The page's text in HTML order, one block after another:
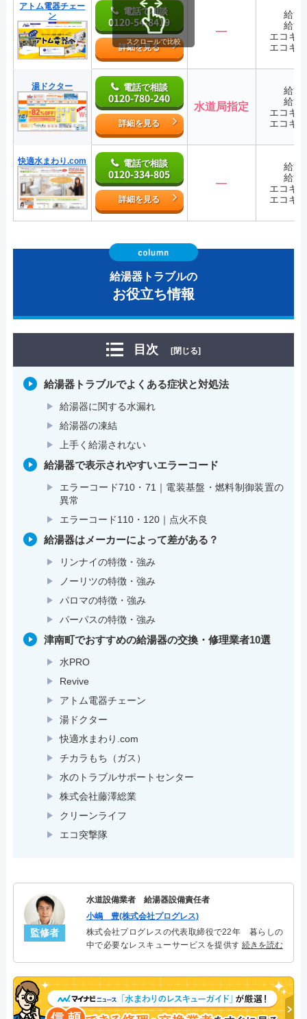
アトム電器チェー
ン
電話で相談
0120-54-8419
詳細を見る
―
給湯
給湯
エコキ
エコキ
湯ドクター 電話で相談
0120-780-240
詳細を見る
水道局指定
給湯
給湯
エコキ
エコキ
快適水まわり.com 電話で相談
0120-334-805
詳細を見る
―
給湯
給湯
エコキ
エコキ
スクロールで比較
給湯器トラブルの
お役立ち情報
目次 [閉じる]
給湯器トラブルでよくある症状と対処法
給湯器に関する水漏れ
給湯器の凍結
上手く給湯されない
給湯器で表示されやすいエラーコード
エラーコード710・71｜電装基盤・燃料制御装置の
異常
エラーコード110・120｜点火不良
給湯器はメーカーによって差がある？
リンナイの特徴・強み
ノーリツの特徴・強み
パロマの特徴・強み
パーパスの特徴・強み
津南町でおすすめの給湯器の交換・修理業者10選
水PRO
Revive
アトム電器チェーン
湯ドクター
快適水まわり.com
チカラもち（ガス）
水のトラブルサポートセンター
株式会社藤澤総業
クリーンライフ
エコ突撃隊
監修者
水道設備業者 給湯器設備責任者
小嶋 豊(株式会社プログレス)
株式会社プログレスの代表取締役で22年 暮らしの
中で必要なレスキューサービスを提供する株式会社
決。多くのお客様に信頼される「給湯器」のスペシ
ャリスト。
続きを読む